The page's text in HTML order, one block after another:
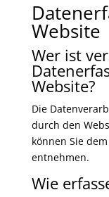
Website
Wer ist
Website?
Die
durch den
können Sie
entnehmen.
Wie